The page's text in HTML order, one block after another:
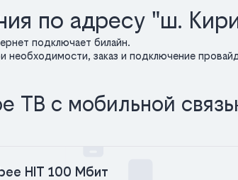
по адресу "ш.
подключает билайн.
заказ и подключение
ТВ с мобильной
bee HIT 100 Мбит